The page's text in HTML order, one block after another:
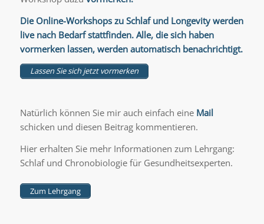
Die Online-Workshops zu Schlaf und Longevity werden
live nach Bedarf stattfinden. Alle, die sich haben
vormerken lassen, werden automatisch benachrichtigt.
Lassen Sie sich jetzt vormerken
Natürlich können Sie mir auch einfach eine Mail
schicken und diesen Beitrag kommentieren.
Hier erhalten Sie mehr Informationen zum Lehrgang:
Schlaf und Chronobiologie für Gesundheitsexperten.
Zum Lehrgang